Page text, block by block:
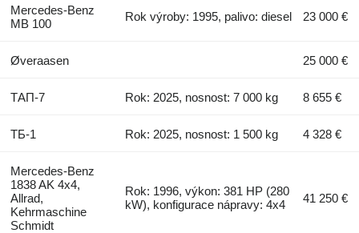
Mercedes-Benz
MB 100
Rok výroby: 1995, palivo: diesel 23 000 €
Øveraasen 25 000 €
ТАП-7 Rok: 2025, nosnost: 7 000 kg 8 655 €
ТБ-1 Rok: 2025, nosnost: 1 500 kg 4 328 €
Mercedes-Benz
1838 AK 4x4,
Allrad,
Kehrmaschine
Schmidt
Rok: 1996, výkon: 381 HP (280
kW), konfigurace nápravy: 4x4
41 250 €